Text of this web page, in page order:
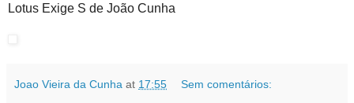
Lotus Exige S de João Cunha
Joao Vieira da Cunha at 17:55 Sem comentários: